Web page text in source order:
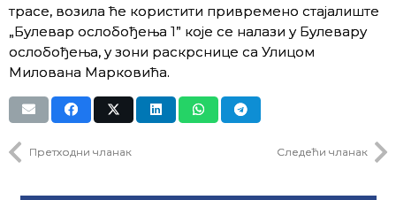
трасе, возила ће користити привремено стајалиште
„Булевар ослобођења 1” које се налази у Булевару
ослобођења, у зони раскрснице са Улицом
Милована Марковића.
Претходни чланак Следећи чланак